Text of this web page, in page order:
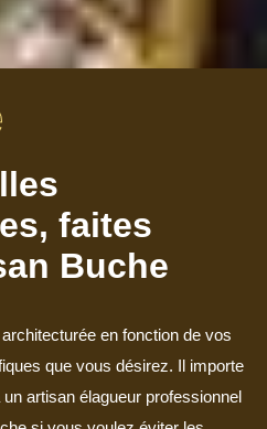
faites
Buche
en fonction de vos
que vous désirez. Il importe
artisan élagueur professionnel